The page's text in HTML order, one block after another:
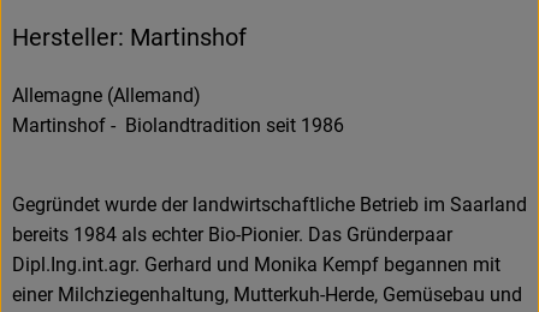
Hersteller: Martinshof
Allemagne (Allemand)
Martinshof - Biolandtradition seit 1986
Gegründet wurde der landwirtschaftliche Betrieb im Saarland
bereits 1984 als echter Bio-Pionier. Das Gründerpaar
Dipl.Ing.int.agr. Gerhard und Monika Kempf begannen mit
einer Milchziegenhaltung, Mutterkuh-Herde, Gemüsebau und